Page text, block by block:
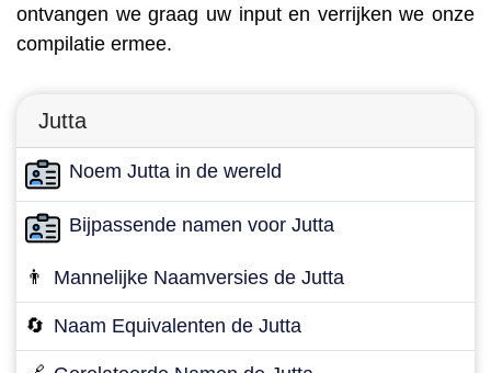
ontvangen we graag uw input en verrijken we onze
compilatie ermee.
Jutta
Noem Jutta in de wereld
Bijpassende namen voor Jutta
👨 Mannelijke Naamversies de Jutta
🔄 Naam Equivalenten de Jutta